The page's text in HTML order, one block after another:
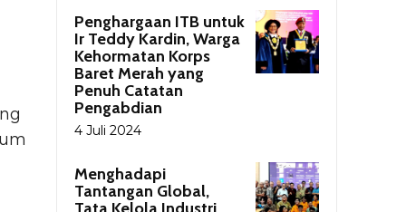
Penghargaan ITB untuk
Ir Teddy Kardin, Warga
Kehormatan Korps
Baret Merah yang
Penuh Catatan
Pengabdian
4 Juli 2024
Menghadapi
Tantangan Global,